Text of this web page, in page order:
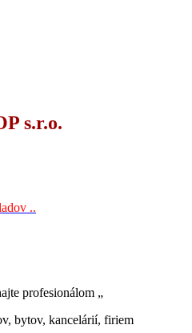
s.r.o.
..
profesionálom „